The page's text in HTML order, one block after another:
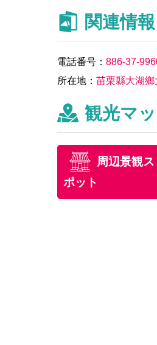
関連情報
電話番号：886-37-
所在地：苗栗縣大湖
観光マ
周辺景観ス
ポット